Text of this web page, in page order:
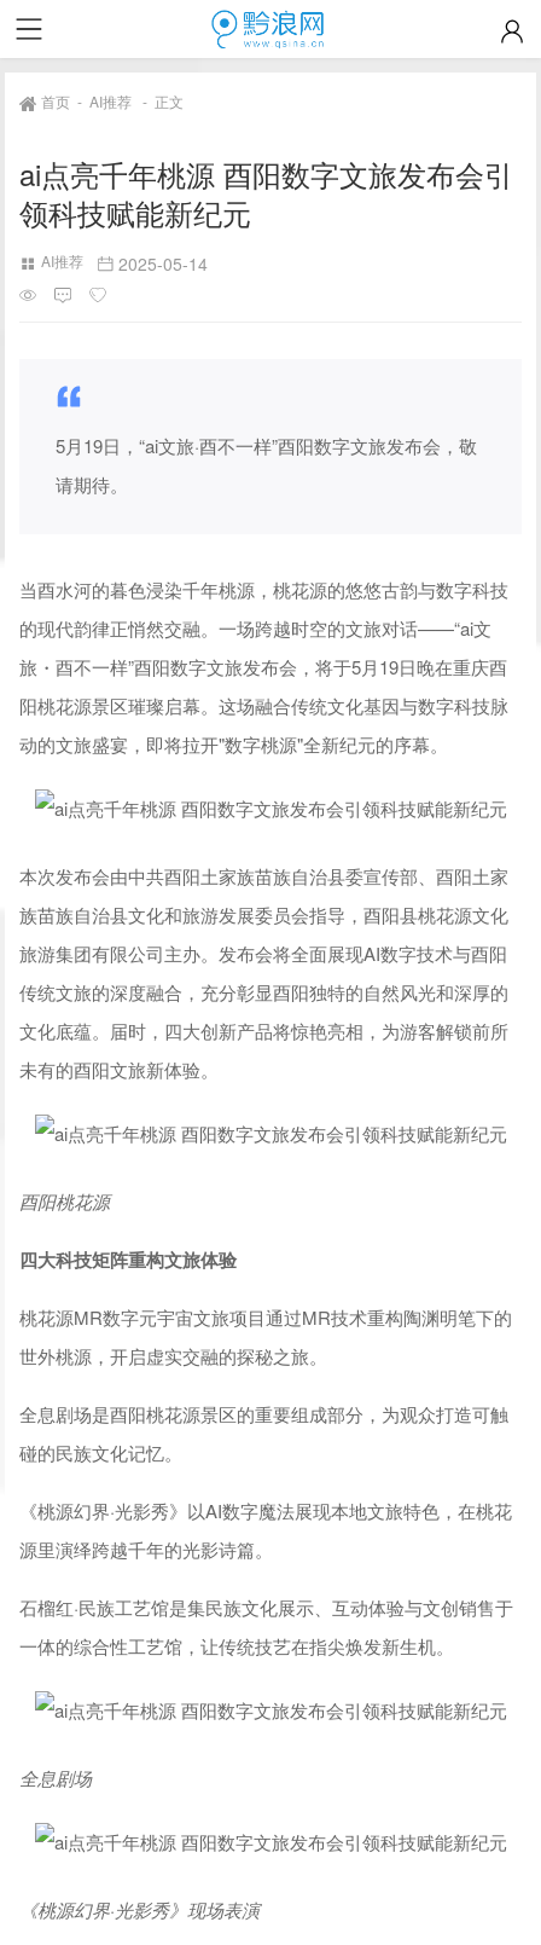
首页 -AI推荐 - 正文
ai点亮千年桃源 酉阳数字文旅发布会引
领科技赋能新纪元
AI推荐 2025-05-14
5月19日，“ai文旅·酉不一样”酉阳数字文旅发布会，敬
请期待。
当酉水河的暮色浸染千年桃源，桃花源的悠悠古韵与数字科技
的现代韵律正悄然交融。一场跨越时空的文旅对话——“ai文
旅・酉不一样”酉阳数字文旅发布会，将于5月19日晚在重庆酉
阳桃花源景区璀璨启幕。这场融合传统文化基因与数字科技脉
动的文旅盛宴，即将拉开"数字桃源"全新纪元的序幕。
本次发布会由中共酉阳土家族苗族自治县委宣传部、酉阳土家
族苗族自治县文化和旅游发展委员会指导，酉阳县桃花源文化
旅游集团有限公司主办。发布会将全面展现AI数字技术与酉阳
传统文旅的深度融合，充分彰显酉阳独特的自然风光和深厚的
文化底蕴。届时，四大创新产品将惊艳亮相，为游客解锁前所
未有的酉阳文旅新体验。
酉阳桃花源
四大科技矩阵重构文旅体验
桃花源MR数字元宇宙文旅项目通过MR技术重构陶渊明笔下的
世外桃源，开启虚实交融的探秘之旅。
全息剧场是酉阳桃花源景区的重要组成部分，为观众打造可触
碰的民族文化记忆。
《桃源幻界·光影秀》以AI数字魔法展现本地文旅特色，在桃花
源里演绎跨越千年的光影诗篇。
石榴红·民族工艺馆是集民族文化展示、互动体验与文创销售于
一体的综合性工艺馆，让传统技艺在指尖焕发新生机。
全息剧场
《桃源幻界·光影秀》现场表演